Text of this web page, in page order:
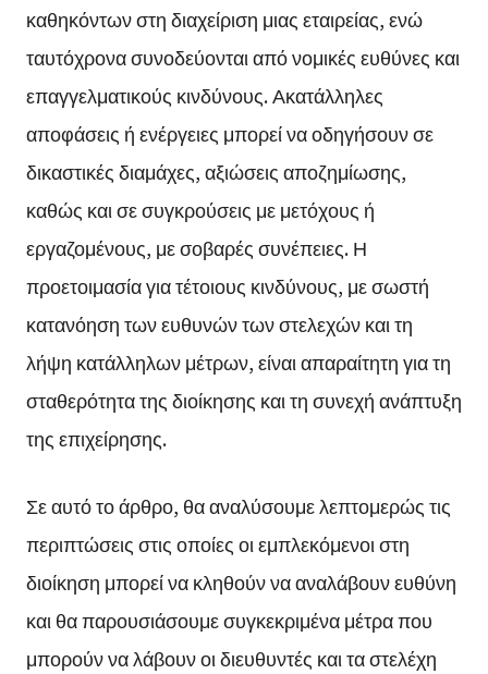
καθηκόντων στη διαχείριση μιας εταιρείας, ενώ
ταυτόχρονα συνοδεύονται από νομικές ευθύνες και
επαγγελματικούς κινδύνους. Ακατάλληλες
αποφάσεις ή ενέργειες μπορεί να οδηγήσουν σε
δικαστικές διαμάχες, αξιώσεις αποζημίωσης,
καθώς και σε συγκρούσεις με μετόχους ή
εργαζομένους, με σοβαρές συνέπειες. Η
προετοιμασία για τέτοιους κινδύνους, με σωστή
κατανόηση των ευθυνών των στελεχών και τη
λήψη κατάλληλων μέτρων, είναι απαραίτητη για τη
σταθερότητα της διοίκησης και τη συνεχή ανάπτυξη
της επιχείρησης.
Σε αυτό το άρθρο, θα αναλύσουμε λεπτομερώς τις
περιπτώσεις στις οποίες οι εμπλεκόμενοι στη
διοίκηση μπορεί να κληθούν να αναλάβουν ευθύνη
και θα παρουσιάσουμε συγκεκριμένα μέτρα που
μπορούν να λάβουν οι διευθυντές και τα στελέχη